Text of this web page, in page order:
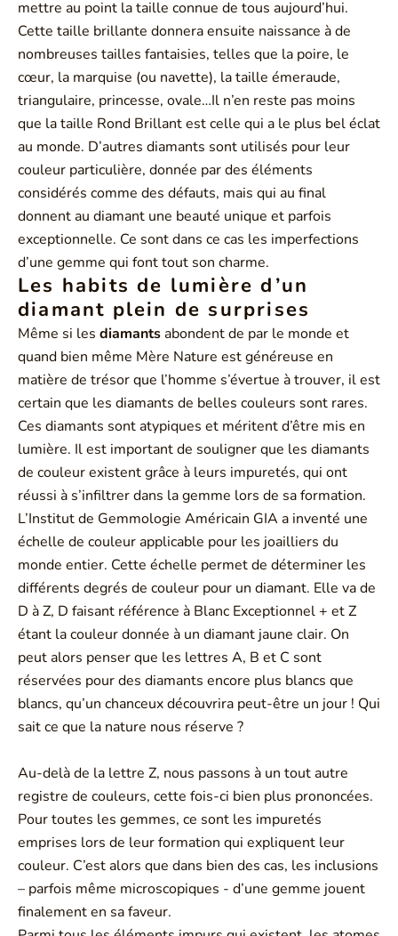
mettre au point la taille connue de tous aujourd’hui.
Cette taille brillante donnera ensuite naissance à de
nombreuses tailles fantaisies, telles que la poire, le
cœur, la marquise (ou navette), la taille émeraude,
triangulaire, princesse, ovale…Il n’en reste pas moins
que la taille Rond Brillant est celle qui a le plus bel éclat
au monde. D’autres diamants sont utilisés pour leur
couleur particulière, donnée par des éléments
considérés comme des défauts, mais qui au final
donnent au diamant une beauté unique et parfois
exceptionnelle. Ce sont dans ce cas les imperfections
d’une gemme qui font tout son charme.
Les habits de lumière d’un
diamant plein de surprises
Même si les diamantsabondent de par le monde et
quand bien même Mère Nature est généreuse en
matière de trésor que l’homme s’évertue à trouver, il est
certain que les diamants de belles couleurs sont rares.
Ces diamants sont atypiques et méritent d’être mis en
lumière. Il est important de souligner que les diamants
de couleur existent grâce à leurs impuretés, qui ont
réussi à s’infiltrer dans la gemme lors de sa formation.
L’Institut de Gemmologie Américain GIA a inventé une
échelle de couleur applicable pour les joailliers du
monde entier. Cette échelle permet de déterminer les
différents degrés de couleur pour un diamant. Elle va de
D à Z, D faisant référence à Blanc Exceptionnel + et Z
étant la couleur donnée à un diamant jaune clair. On
peut alors penser que les lettres A, B et C sont
réservées pour des diamants encore plus blancs que
blancs, qu’un chanceux découvrira peut-être un jour ! Qui
sait ce que la nature nous réserve ?
Au-delà de la lettre Z, nous passons à un tout autre
registre de couleurs, cette fois-ci bien plus prononcées.
Pour toutes les gemmes, ce sont les impuretés
emprises lors de leur formation qui expliquent leur
couleur. C’est alors que dans bien des cas, les inclusions
– parfois même microscopiques - d’une gemme jouent
finalement en sa faveur.